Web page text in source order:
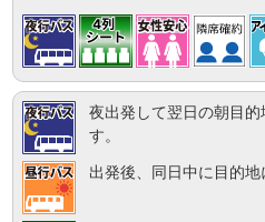
夜出発して翌日の朝目
す。
出発後、同日中に目的地